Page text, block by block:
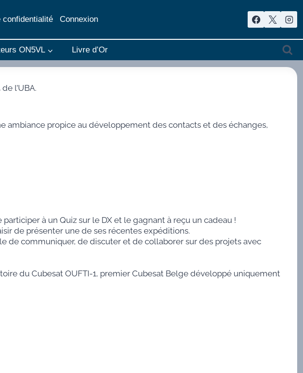
confidentialité Connexion
ON5VL Livre d’Or
l’UBA.
ambiance propice au développement des contacts et des échanges,
à un Quiz sur le DX et le gagnant à reçu un cadeau !
de présenter une de ses récentes expéditions.
de communiquer, de discuter et de collaborer sur des projets avec
du Cubesat OUFTI-1, premier Cubesat Belge développé uniquement